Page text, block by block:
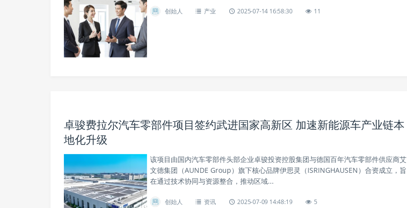
创始人 产业 2025-07-14 16:58:30 11
卓骏费拉尔汽车零部件项目签约武进国家高新区 加速新能源车产业链本
地化升级
该项目由国内汽车零部件头部企业卓骏投资控股集团与德国百年汽车零部件供应商艾
文德集团（AUNDE Group）旗下核心品牌伊思灵（ISRINGHAUSEN）合资成立，旨
在通过技术协同与资源整合，推动区域...
创始人 资讯 2025-07-09 14:48:19 5